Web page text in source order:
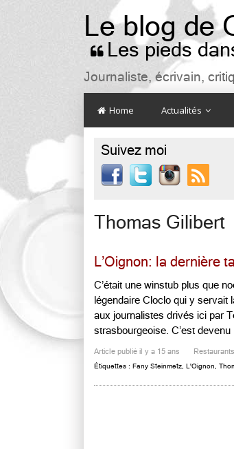
Le blog de
 Les pieds
Journaliste, écrivain,
Home Actualités
Suivez moi

Thomas Gilibert
L’Oignon: la dernière
C’était une winstub plus que
légendaire Cloclo qui y servait
aux journalistes drivés ici par
strasbourgeoise. C’est
Article publié il y a 15 ans
Étiquettes : Fany Steinmetz L'Oignon